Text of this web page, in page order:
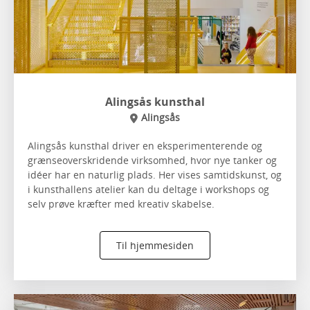
Alingsås kunsthal
Alingsås
Alingsås kunsthal driver en eksperimenterende og
grænseoverskridende virksomhed, hvor nye tanker og
idéer har en naturlig plads. Her vises samtidskunst, og
i kunsthallens atelier kan du deltage i workshops og
selv prøve kræfter med kreativ skabelse.
Til hjemmesiden